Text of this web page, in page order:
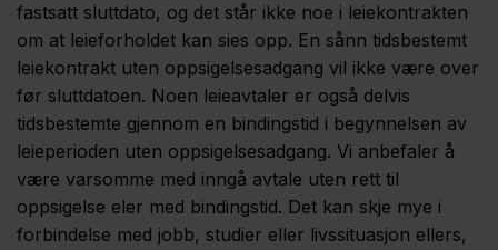
fastsatt sluttdato, og det står ikke noe i leiekontrakten
om at leieforholdet kan sies opp. En sånn tidsbestemt
leiekontrakt uten oppsigelsesadgang vil ikke være over
før sluttdatoen. Noen leieavtaler er også delvis
tidsbestemte gjennom en bindingstid i begynnelsen av
leieperioden uten oppsigelsesadgang. Vi anbefaler å
være varsomme med inngå avtale uten rett til
oppsigelse eler med bindingstid. Det kan skje mye i
forbindelse med jobb, studier eller livssituasjon ellers,